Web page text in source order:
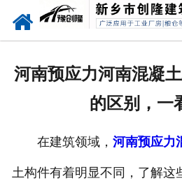
河南预应力河南混凝
的区别，一
在建筑领域， 河南预应力
土构件有着明显不同，了解这